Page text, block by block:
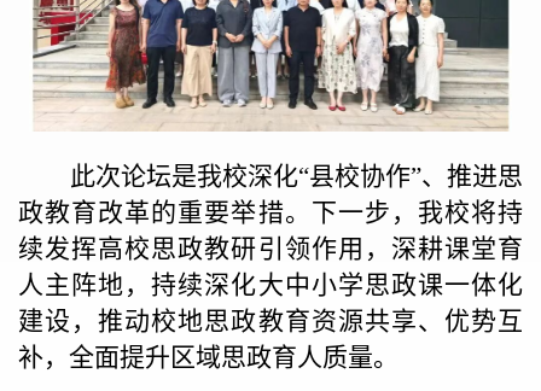
此次论坛是我校深化“县校协作”、推进思
政教育改革的重要举措。下一步，我校将持
续发挥高校思政教研引领作用，深耕课堂育
人主阵地，持续深化大中小学思政课一体化
建设，推动校地思政教育资源共享、优势互
补，全面提升区域思政育人质量。